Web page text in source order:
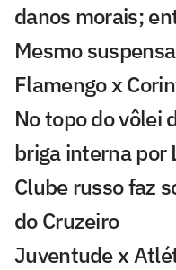
danos morais;
Mesmo
Flamengo x
No topo do vôlei
briga interna por
Clube russo faz
do Cruzeiro
Juventude x